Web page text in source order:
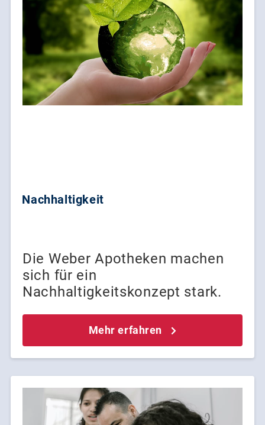
Nachhaltigkeit
Die Weber Apotheken machen
sich für ein
Nachhaltigkeitskonzept stark.
Mehr erfahren